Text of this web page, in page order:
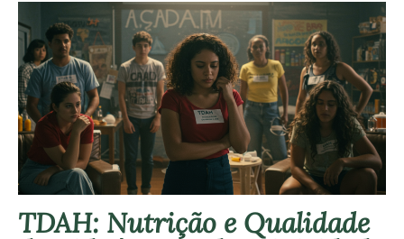
TDAH: Nutrição e Qualidade